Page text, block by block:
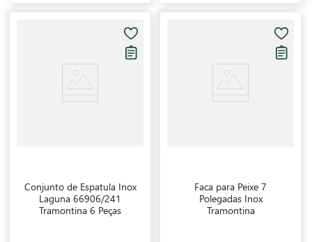
Conjunto de Espatula Inox
Laguna 66906/241
Tramontina 6 Peças
Faca para Peixe 7
Polegadas Inox
Tramontina